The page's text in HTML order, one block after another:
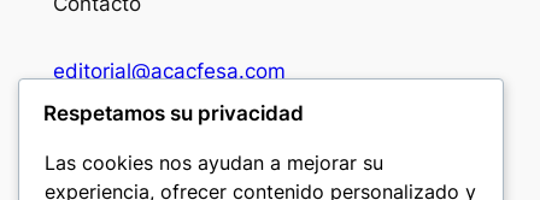
editorial@acacfesa.com
Respetamos su privacidad
Las cookies nos ayudan a mejorar su
experiencia, ofrecer contenido personalizado y